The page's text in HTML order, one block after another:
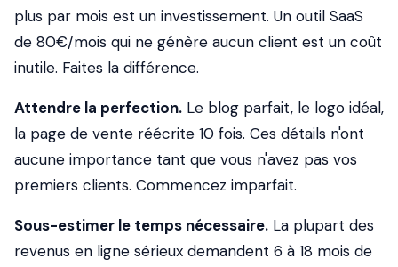
plus par mois est un investissement. Un outil SaaS
de 80€/mois qui ne génère aucun client est un coût
inutile. Faites la différence.
Attendre la perfection. Le blog parfait, le logo idéal,
la page de vente réécrite 10 fois. Ces détails n'ont
aucune importance tant que vous n'avez pas vos
premiers clients. Commencez imparfait.
Sous-estimer le temps nécessaire. La plupart des
revenus en ligne sérieux demandent 6 à 18 mois de